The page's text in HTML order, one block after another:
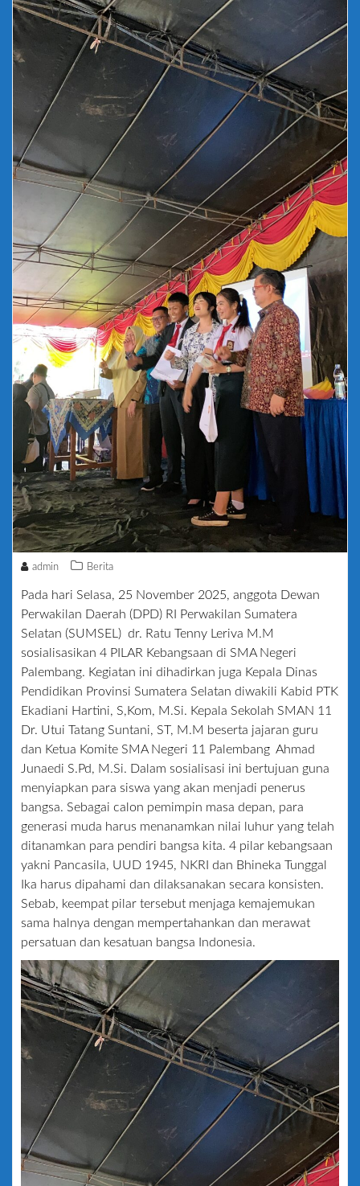
admin Berita
Pada hari Selasa, 25 November 2025, anggota Dewan
Perwakilan Daerah (DPD) RI Perwakilan Sumatera
Selatan (SUMSEL) dr. Ratu Tenny Leriva M.M
sosialisasikan 4 PILAR Kebangsaan di SMA Negeri
Palembang. Kegiatan ini dihadirkan juga Kepala Dinas
Pendidikan Provinsi Sumatera Selatan diwakili Kabid PTK
Ekadiani Hartini, S,Kom, M.Si. Kepala Sekolah SMAN 11
Dr. Utui Tatang Suntani, ST, M.M beserta jajaran guru
dan Ketua Komite SMA Negeri 11 Palembang Ahmad
Junaedi S.Pd, M.Si. Dalam sosialisasi ini bertujuan guna
menyiapkan para siswa yang akan menjadi penerus
bangsa. Sebagai calon pemimpin masa depan, para
generasi muda harus menanamkan nilai luhur yang telah
ditanamkan para pendiri bangsa kita. 4 pilar kebangsaan
yakni Pancasila, UUD 1945, NKRI dan Bhineka Tunggal
Ika harus dipahami dan dilaksanakan secara konsisten.
Sebab, keempat pilar tersebut menjaga kemajemukan
sama halnya dengan mempertahankan dan merawat
persatuan dan kesatuan bangsa Indonesia.